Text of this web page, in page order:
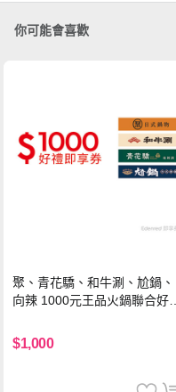
你可能會喜歡
聚、青花驕、和牛涮、尬鍋、
向辣 1000元王品火鍋聯合好禮
$1,000